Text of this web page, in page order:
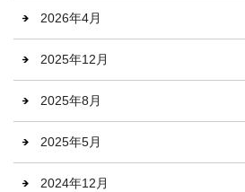
2026年4月
2025年12月
2025年8月
2025年5月
2024年12月